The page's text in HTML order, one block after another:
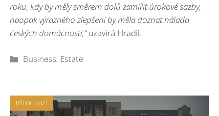
roku, kdy by měly směrem dolů zamířit úrokové sazby,
naopak výrazného zlepšení by měla doznat nálada
českých domácností,“uzavírá Hradil.
Rubriky
Business, Estate
PŘEDCHOZÍ